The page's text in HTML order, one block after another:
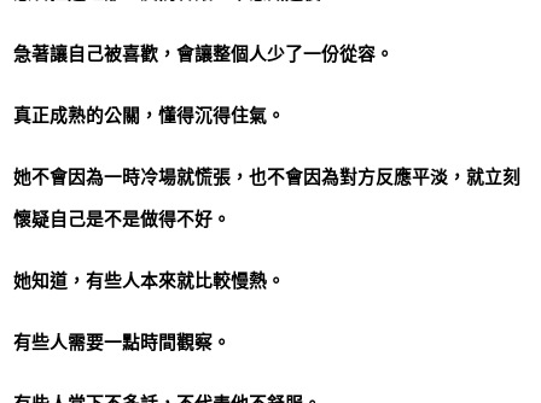
急著讓自己被喜歡，會讓整個人少了一份從容。
真正成熟的公關，懂得沉得住氣。
她不會因為一時冷場就慌張，也不會因為對方反應平淡，就立刻
懷疑自己是不是做得不好。
她知道，有些人本來就比較慢熱。
有些人需要一點時間觀察。